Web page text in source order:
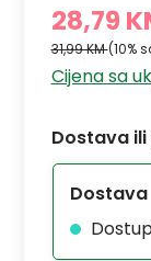
28,79
31,99 KM(10%
Cijena sa
Dostava
Dostava